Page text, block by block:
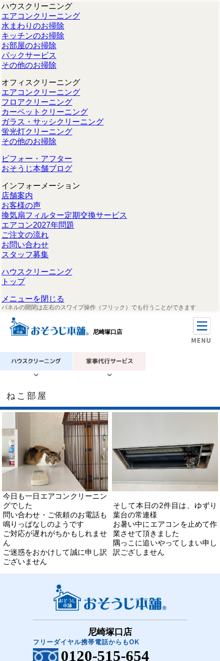
ハウスクリーニング
エアコンクリーニング
水まわりのお掃除
キッチンのお掃除
お部屋のお掃除
パックサービス
その他のお掃除
オフィスクリーニング
エアコンクリーニング
フロアクリーニング
カーペットクリーニング
ガラス・サッシクリーニング
蛍光灯クリーニング
その他のお掃除
ビフォー・アフター
おそうじ本舗ブログ
インフォーメーション
店舗案内
お客様の声
換気扇フィルター定期交換サービス
エアコン2027年問題
ご注文の流れ
お問い合わせ
スタッフ募集
ハウスクリーニング
トップ
メニューを閉じる
パネルの開閉は左右のスワイプ操作（フリック）でも行うことができます
尼崎塚口店
ねこ部屋
今日も一日エアコンクリーニン
グでした
問い合わせ・ご依頼のお電話も
鳴りっぱなしのようです
ご対応が遅れがちかもしれませ
ん
ご迷惑をおかけして誠に申し訳
ございません
そして本日の2件目は、ゆずり
葉台の常連様
お暑い中にエアコンを止めて作
業させて頂きました
隅っこに追いやってしまい申し
訳ござしません
尼崎塚口店
フリーダイヤル携帯電話からもOK
0120-515-654